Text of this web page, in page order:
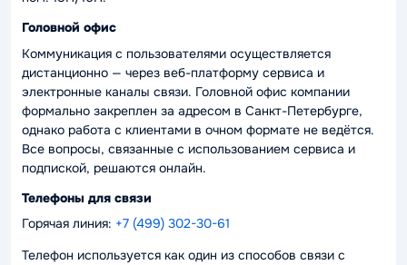
Головной офис
Коммуникация с пользователями осуществляется
дистанционно — через веб-платформу сервиса и
электронные каналы связи. Головной офис компании
формально закреплен за адресом в Санкт-Петербурге,
однако работа с клиентами в очном формате не ведётся.
Все вопросы, связанные с использованием сервиса и
подпиской, решаются онлайн.
Телефоны для связи
Горячая линия: +7 (499) 302-30-61
Телефон используется как один из способов связи с